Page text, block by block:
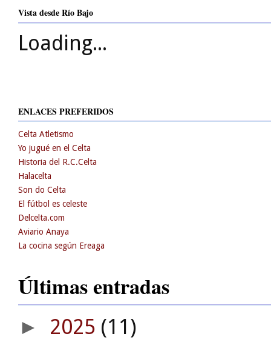
Vista desde Río Bajo
Loading...
ENLACES PREFERIDOS
Celta Atletismo
Yo jugué en el Celta
Historia del R.C.Celta
Halacelta
Son do Celta
El fútbol es celeste
Delcelta.com
Aviario Anaya
La cocina según Ereaga
Últimas entradas
► 2025 (11)